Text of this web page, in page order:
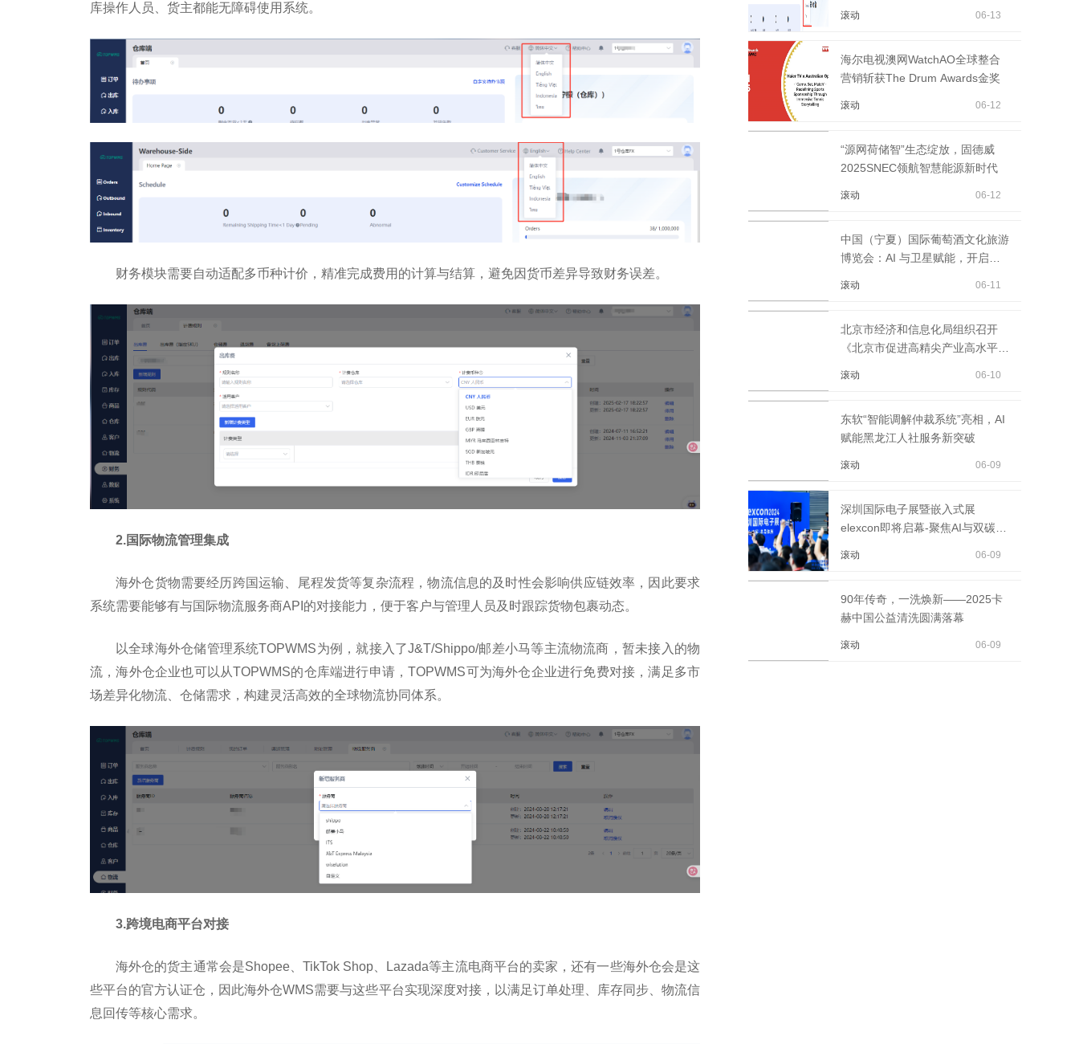
库操作人员、货主都能无障碍使用系统。
财务模块需要自动适配多币种计价，精准完成费用的计算与结算，避免因货币差异导致财务误差。
2.国际物流管理集成
海外仓货物需要经历跨国运输、尾程发货等复杂流程，物流信息的及时性会影响供应链效率，因此要求
系统需要能够有与国际物流服务商API的对接能力，便于客户与管理人员及时跟踪货物包裹动态。
以全球海外仓储管理系统TOPWMS为例，就接入了J&T/Shippo/邮差小马等主流物流商，暂未接入的物
流，海外仓企业也可以从TOPWMS的仓库端进行申请，TOPWMS可为海外仓企业进行免费对接，满足多市
场差异化物流、仓储需求，构建灵活高效的全球物流协同体系。
3.跨境电商平台对接
海外仓的货主通常会是Shopee、TikTok Shop、Lazada等主流电商平台的卖家，还有一些海外仓会是这
些平台的官方认证仓，因此海外仓WMS需要与这些平台实现深度对接，以满足订单处理、库存同步、物流信
息回传等核心需求。
滚动 06-13
海尔电视澳网WatchAO全球整合
营销斩获The Drum Awards金奖
滚动 06-12
“源网荷储智”生态绽放，固德威
2025SNEC领航智慧能源新时代
滚动 06-12
中国（宁夏）国际葡萄酒文化旅游
博览会：AI 与卫星赋能，开启智
滚动 06-11
北京市经济和信息化局组织召开
《北京市促进高精尖产业高水平对
滚动 06-10
东软“智能调解仲裁系统”亮相，AI
赋能黑龙江人社服务新突破
滚动 06-09
深圳国际电子展暨嵌入式展
elexcon即将启幕-聚焦AI与双碳引
滚动 06-09
90年传奇，一洗焕新——2025卡
赫中国公益清洗圆满落幕
滚动 06-09